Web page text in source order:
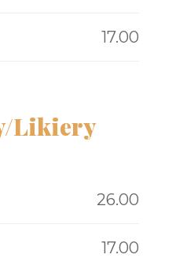
17.00
Likiery
26.00
17.00